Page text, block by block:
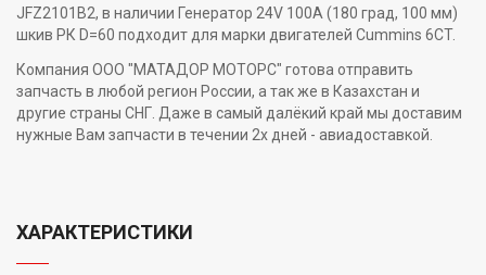
JFZ2101B2, в наличии Генератор 24V 100A (180 град, 100 мм)
шкив РК D=60 подходит для марки двигателей Cummins 6CT.
Компания ООО "МАТАДОР МОТОРС" готова отправить
запчасть в любой регион России, а так же в Казахстан и
другие страны СНГ. Даже в самый далёкий край мы доставим
нужные Вам запчасти в течении 2х дней - авиадоставкой.
ХАРАКТЕРИСТИКИ